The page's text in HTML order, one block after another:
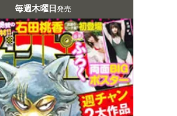
毎週木曜日発売